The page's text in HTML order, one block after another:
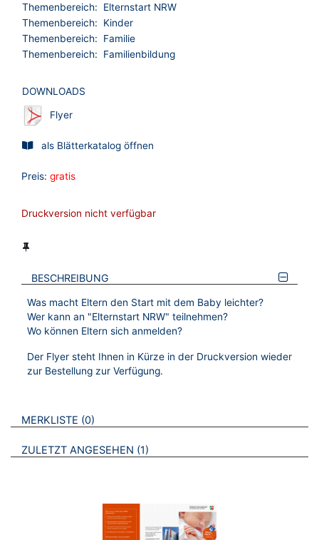
Themenbereich:
Elternstart NRW
Themenbereich:
Kinder
Themenbereich:
Familie
Themenbereich:
Familienbildung
DOWNLOADS
Flyer
als Blätterkatalog öffnen
Preis: gratis
Druckversion nicht verfügbar
BESCHREIBUNG
Was macht Eltern den Start mit dem Baby leichter?
Wer kann an "Elternstart NRW" teilnehmen?
Wo können Eltern sich anmelden?
Der Flyer steht Ihnen in Kürze in der Druckversion wieder
zur Bestellung zur Verfügung.
VERWEISE AUF VERMERKTE- ODER ZULETZT ANGESEHENE
MERKLISTE 0 BROSCHÜREN
ZULETZT ANGESEHEN 1 BROSCHÜREN